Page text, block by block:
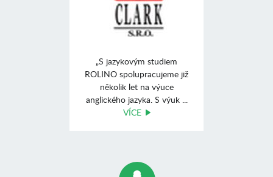
„S jazykovým studiem
ROLINO spolupracujeme již
několik let na výuce
anglického jazyka. S výuk ...
VÍCE